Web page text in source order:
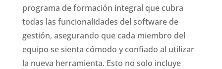
programa de formación integral que cubra
todas las funcionalidades del software de
gestión, asegurando que cada miembro del
equipo se sienta cómodo y confiado al utilizar
la nueva herramienta. Esto no solo incluye